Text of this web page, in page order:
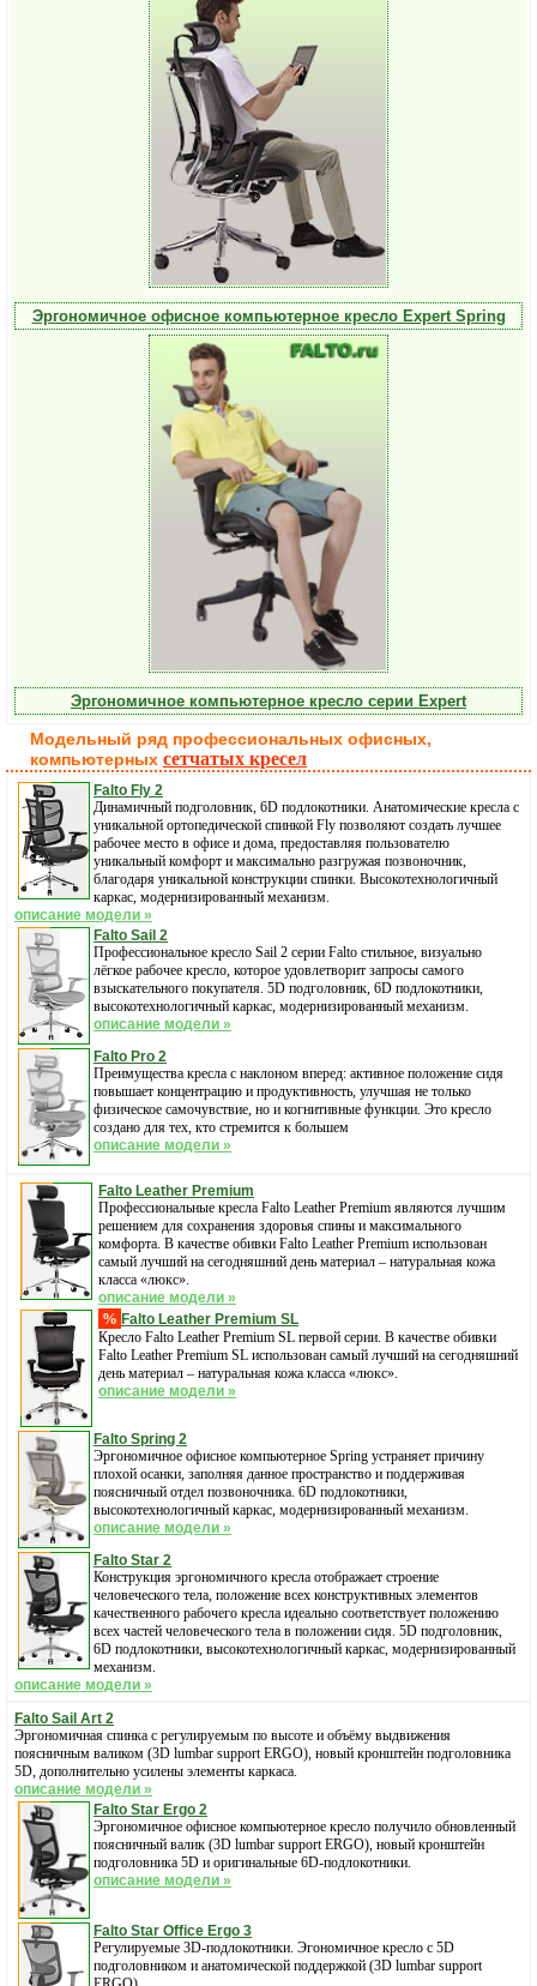
Эргономичное офисное компьютерное кресло Expert Spring
Эргономичное компьютерное кресло серии Expert
Модельный ряд профессиональных офисных,
компьютерных сетчатых кресел
Falto Fly 2
Динамичный подголовник, 6D подлокотники. Анатомические кресла с
уникальной ортопедической спинкой Fly позволяют создать лучшее
рабочее место в офисе и дома, предоставляя пользователю
уникальный комфорт и максимально разгружая позвоночник,
благодаря уникальной конструкции спинки. Высокотехнологичный
каркас, модернизированный механизм.
описание модели »
Falto Sail 2
Профессиональное кресло Sail 2 серии Falto стильное, визуально
лёгкое рабочее кресло, которое удовлетворит запросы самого
взыскательного покупателя. 5D подголовник, 6D подлокотники,
высокотехнологичный каркас, модернизированный механизм.
описание модели »
Falto Pro 2
Преимущества кресла с наклоном вперед: активное положение сидя
повышает концентрацию и продуктивность, улучшая не только
физическое самочувствие, но и когнитивные функции. Это кресло
создано для тех, кто стремится к большем
описание модели »
Falto Leather Premium
Профессиональные кресла Falto Leather Premium являются лучшим
решением для сохранения здоровья спины и максимального
комфорта. В качестве обивки Falto Leather Premium использован
самый лучший на сегодняшний день материал – натуральная кожа
класса «люкс».
описание модели »
% Falto Leather Premium SL
Кресло Falto Leather Premium SL первой серии. В качестве обивки
Falto Leather Premium SL использован самый лучший на сегодняшний
день материал – натуральная кожа класса «люкс».
описание модели »
Falto Spring 2
Эргономичное офисное компьютерное Spring устраняет причину
плохой осанки, заполняя данное пространство и поддерживая
поясничный отдел позвоночника. 6D подлокотники,
высокотехнологичный каркас, модернизированный механизм.
описание модели »
Falto Star 2
Конструкция эргономичного кресла отображает строение
человеческого тела, положение всех конструктивных элементов
качественного рабочего кресла идеально соответствует положению
всех частей человеческого тела в положении сидя. 5D подголовник,
6D подлокотники, высокотехнологичный каркас, модернизированный
механизм.
описание модели »
Falto Sail Art 2
Эргономичная спинка с регулируемым по высоте и объёму выдвижения
поясничным валиком (3D lumbar support ERGO), новый кронштейн подголовника
5D, дополнительно усилены элементы каркаса.
описание модели »
Falto Star Ergo 2
Эргономичное офисное компьютерное кресло получило обновленный
поясничный валик (3D lumbar support ERGO), новый кронштейн
подголовника 5D и оригинальные 6D-подлокотники.
описание модели »
Falto Star Office Ergo 3
Регулируемые 3D-подлокотники. Эгономичное кресло с 5D
подголовником и анатомической поддержкой (3D lumbar support